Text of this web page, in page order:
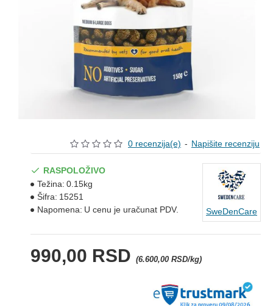
0 recenzija(e) - Napišite recenziju
990,00 RSD (6.600,00 RSD/kg)
RASPOLOŽIVO
Težina: 0.15kg
Šifra: 15251
Napomena: U cenu je uračunat PDV. SweDenCare